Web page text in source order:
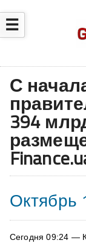
☰
С
394
Октябрь
Сегодня 09:24 —